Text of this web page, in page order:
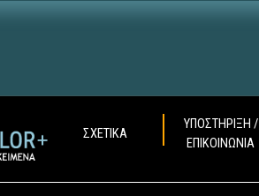
ΣΧΕΤΙΚΑ
ΥΠΟΣΤΗΡΙΞΗ /
ΕΠΙΚΟΙΝΩΝΙΑ